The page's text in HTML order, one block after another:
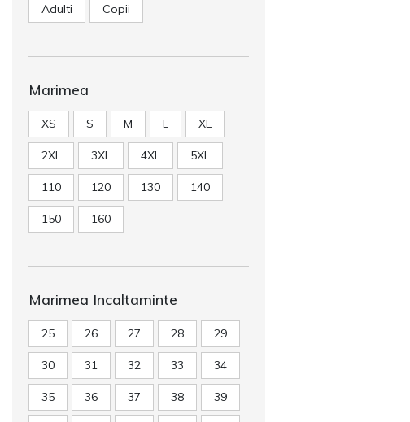
Adulti Copii
Marimea
XS S M L XL
2XL 3XL 4XL 5XL
110 120 130 140
150 160
Marimea Incaltaminte
25 26 27 28 29
30 31 32 33 34
35 36 37 38 39